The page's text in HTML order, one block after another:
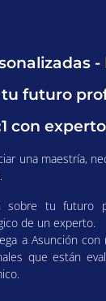
futuro
con
una maestría,
sobre tu futuro
de un experto.
a Asunción con
que están